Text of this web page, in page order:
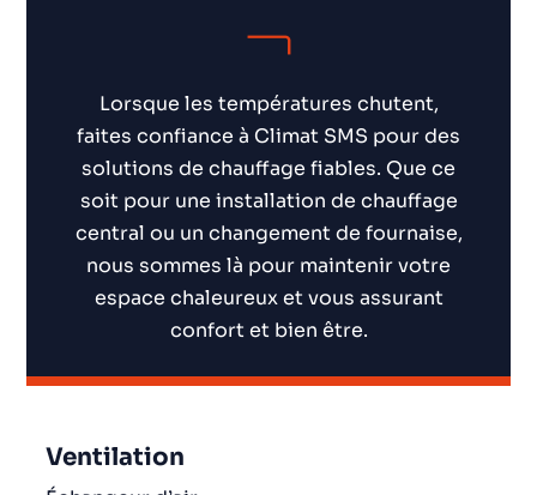
Lorsque les températures chutent,
faites confiance à Climat SMS pour des
solutions de chauffage fiables. Que ce
soit pour une installation de chauffage
central ou un changement de fournaise,
nous sommes là pour maintenir votre
espace chaleureux et vous assurant
confort et bien être.
Ventilation